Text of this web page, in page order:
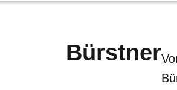
Bürstner